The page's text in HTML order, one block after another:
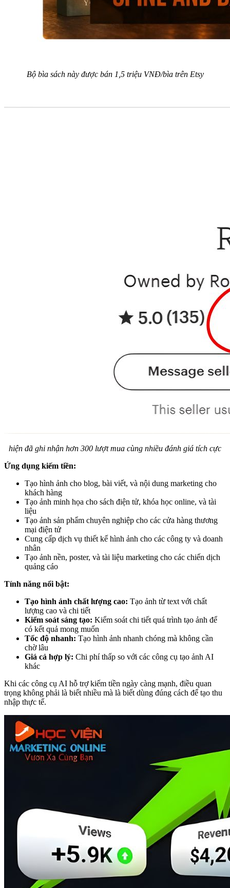
Bộ bìa sách này được bán 1,5 triệu VNĐ/bìa trên Etsy
hiện đã ghi nhận hơn 300 lượt mua cùng nhiều đánh giá tích cực
Ứng dụng kiếm tiền:
Tạo hình ảnh cho blog, bài viết, và nội dung marketing cho
khách hàng
Tạo ảnh minh họa cho sách điện tử, khóa học online, và tài
liệu
Tạo ảnh sản phẩm chuyên nghiệp cho các cửa hàng thương
mại điện tử
Cung cấp dịch vụ thiết kế hình ảnh cho các công ty và doanh
nhân
Tạo ảnh nền, poster, và tài liệu marketing cho các chiến dịch
quảng cáo
Tính năng nổi bật:
Tạo hình ảnh chất lượng cao: Tạo ảnh từ text với chất
lượng cao và chi tiết
Kiểm soát sáng tạo: Kiểm soát chi tiết quá trình tạo ảnh để
có kết quả mong muốn
Tốc độ nhanh: Tạo hình ảnh nhanh chóng mà không cần
chờ lâu
Giá cả hợp lý: Chi phí thấp so với các công cụ tạo ảnh AI
khác
Khi các công cụ AI hỗ trợ kiếm tiền ngày càng mạnh, điều quan
trọng không phải là biết nhiều mà là biết dùng đúng cách để tạo thu
nhập thực tế.